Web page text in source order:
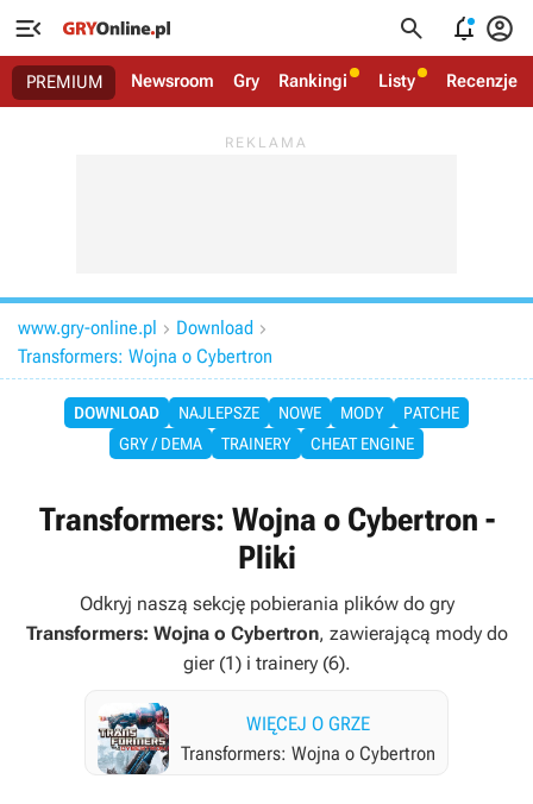
   
PREMIUM Newsroom Gry Rankingi Listy Recenzje
www.gry-online.pl  Download 
Transformers: Wojna o Cybertron
DOWNLOAD NAJLEPSZE NOWE MODY
PATCHE
GRY / DEMA
TRAINERY CHEAT ENGINE
Transformers: Wojna o Cybertron -
Pliki
Odkryj naszą sekcję pobierania plików do gry
Transformers: Wojna o Cybertron, zawierającą mody do
gier (1) i trainery (6).
WIĘCEJ O GRZE
Transformers: Wojna o Cybertron